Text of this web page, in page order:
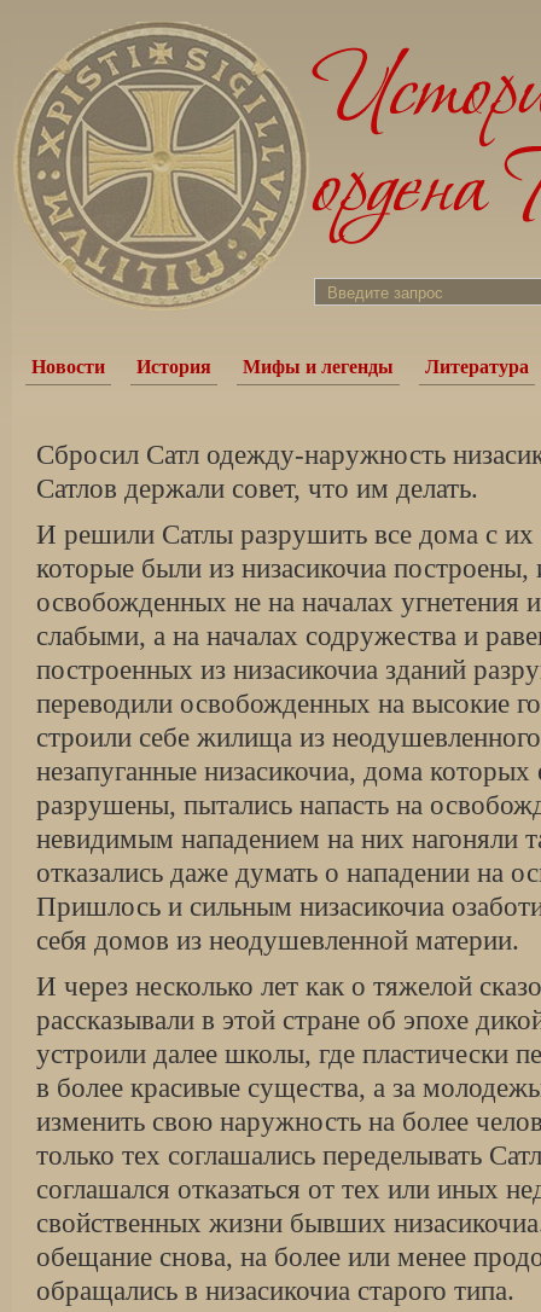
Новости История Мифы и легенды Литература
Сбросил Сатл одежду-наружность
Сатлов держали совет, что им делать.
И решили Сатлы разрушить все дома с их
которые были из низасикочиа построены,
освобожденных не на началах угнетения
слабыми, а на началах содружества и
построенных из низасикочиа зданий
переводили освобожденных на высокие
строили себе жилища из
незапуганные низасикочиа, дома
разрушены, пытались напасть на
невидимым нападением на них нагоняли
отказались даже думать о нападении на
Пришлось и сильным низасикочиа
себя домов из неодушевленной материи.
И через несколько лет как о тяжелой
рассказывали в этой стране об эпохе
устроили далее школы, где пластически
в более красивые существа, а за
изменить свою наружность на более
только тех соглашались переделывать
соглашался отказаться от тех или иных
свойственных жизни бывших
обещание снова, на более или менее
обращались в низасикочиа старого типа.